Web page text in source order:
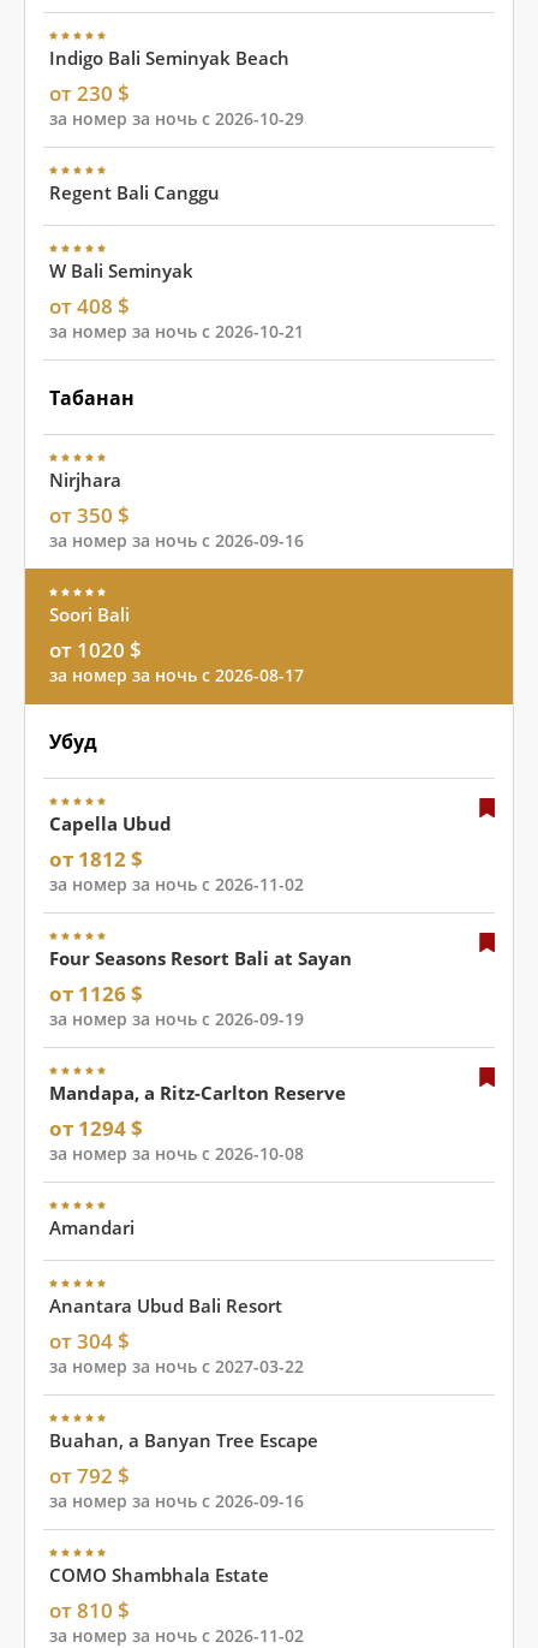
Indigo Bali Seminyak Beach
от 230 $
за номер за ночь с 2026-10-29
Regent Bali Canggu
W Bali Seminyak
от 408 $
за номер за ночь с 2026-10-21
Табанан
Nirjhara
от 350 $
за номер за ночь с 2026-09-16
Soori Bali
от 1020 $
за номер за ночь с 2026-08-17
Убуд
Capella Ubud
от 1812 $
за номер за ночь с 2026-11-02
Four Seasons Resort Bali at Sayan
от 1126 $
за номер за ночь с 2026-09-19
Mandapa, a Ritz-Carlton Reserve
от 1294 $
за номер за ночь с 2026-10-08
Amandari
Anantara Ubud Bali Resort
от 304 $
за номер за ночь с 2027-03-22
Buahan, a Banyan Tree Escape
от 792 $
за номер за ночь с 2026-09-16
COMO Shambhala Estate
от 810 $
за номер за ночь с 2026-11-02